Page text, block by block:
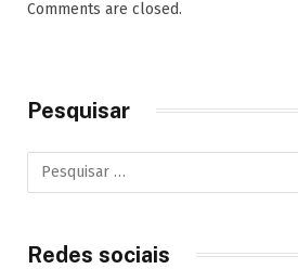
Comments are closed.
Pesquisar
Redes sociais